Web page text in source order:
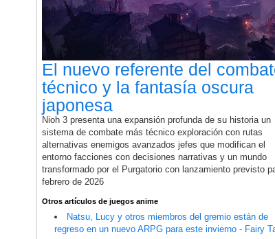
El nuevo referente del
técnico y la fantasía oscura
japonesa
Nioh 3 presenta una expansión profunda de su historia un
sistema de combate más técnico exploración con rutas
alternativas enemigos avanzados jefes que modifican el
entorno facciones con decisiones narrativas y un mundo
transformado por el Purgatorio con lanzamiento previsto
febrero de 2026
Otros artículos de juegos anime
Natsu, Lucy y otros miembros del gremio están de
regreso en un nuevo ARPG para este invierno - Fairy